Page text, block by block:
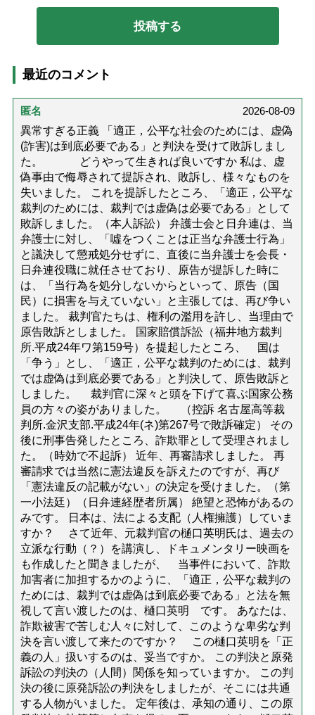
最近のコメント
匿名
2026-08-09
異常すぎる正義 「適正，公平な社会のためには、虚偽
(詐害)は到底必要である」と判決を受けて敗訴しまし
た。 どうやって生きれば良いですか 私は、虚
偽事由で侮辱されて提訴され、敗訴し、様々なものを
失いました。 これを提訴したところ、「適正，公平な
裁判のためには、裁判では虚偽は必要である」として
敗訴しました。（本人訴訟） 弁護士会と日弁連は、当
弁護士に対し、「噓をつくことは正当な弁護士行為」
と議決して懲戒処分せずに、直後に当弁護士を会長・
日弁連役職に就任させており、原告が提訴した時に
は、「当行為を処分しないからといって、原告（国
民）に損害を与えていない」と主張しては、再び争い
ました。 裁判官たちは、権利の濫用を許し、当理由で
原告敗訴としました。 国家賠償訴訟（福井地方裁判
所.平成24年ワ第159号）を提起したところ、 国は
「争う」とし、「適正，公平な裁判のためには、裁判
では虚偽は到底必要である」と判決して、原告敗訴と
しました。 裁判官に深々と頭を下げて喜ぶ国家公務
員の方々の姿がありました。 （控訴 名古屋高等裁
判所.金沢支部.平成24年(ネ)第267号で敗訴確定） その
後に刑事告発したところ、詐欺罪として受理されまし
た。（時効で不起訴） 近年、再審請求しました。 再
審請求では当然に憲法違反を訴えたのですが、再び
「憲法違反の記載がない」の決定を受けました。（第
一小法廷）（日弁連経歴者所属） 絶望と恐怖があるの
みです。 日本は、法による支配（人権擁護）していま
すか？ さて近年、元裁判官の樋口英明氏は、過去の
立派な行動（？）を講演し、ドキュメンタリー映画を
も作成したと聞きましたが、 当事件において、詐欺
加害者に加担するかのように、「適正，公平な裁判の
ためには、裁判では虚偽は到底必要である」と法を無
視して言い渡したのは、樋口英明 です。 あなたは、
詐欺被害で苦しむ人々に対して、このような卑劣な判
決を言い渡して来たのですか？ この樋口英明を「正
義の人」扱いするのは、妥当ですか。 この判決と原発
訴訟の判決の（人間）関係を知っていますか。 この判
決の後に原発訴訟の判決をしましたが、そこには共通
する人物がいました。 定年後は、承知の通り、この原